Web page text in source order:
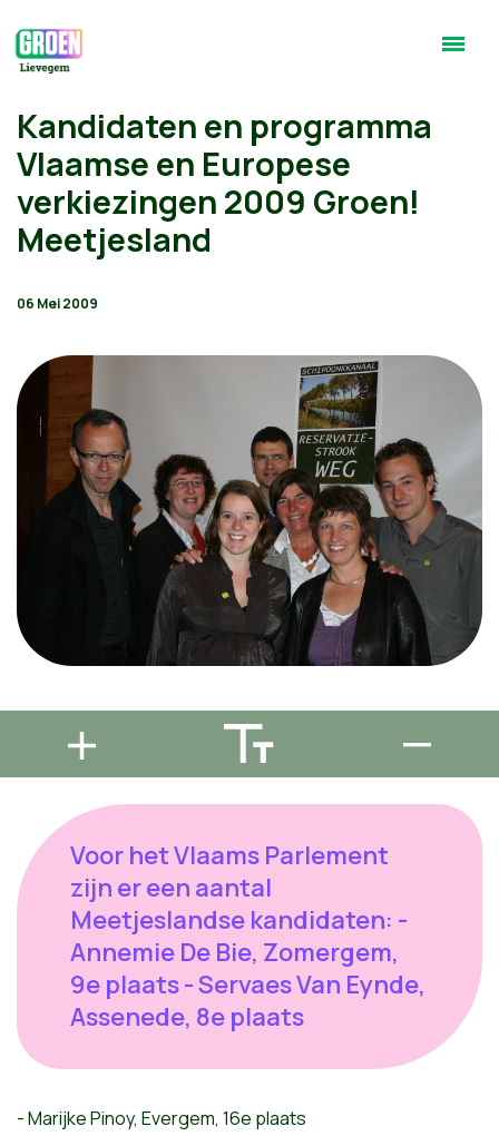
Kandidaten en programma
Vlaamse en Europese
verkiezingen 2009 Groen!
Meetjesland
06 Mei 2009
Voor het Vlaams Parlement
zijn er een aantal
Meetjeslandse kandidaten: -
Annemie De Bie, Zomergem,
9e plaats - Servaes Van Eynde,
Assenede, 8e plaats
- Marijke Pinoy, Evergem, 16e plaats